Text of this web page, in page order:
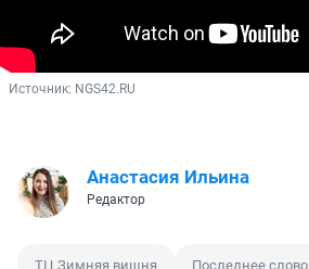
Источник: NGS42.RU
Анастасия Ильина
Редактор
ТЦ Зимняя вишня Последнее слово